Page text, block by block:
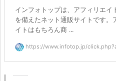
インフォトップは、アフィリエイ
を備えたネット通販サイトです。
イトはもちろん商 ...
https://www.infotop.jp/